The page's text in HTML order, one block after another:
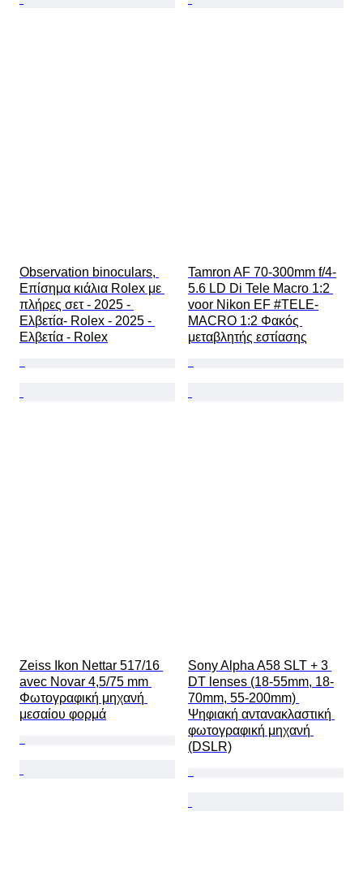
Observation binoculars,
Επίσημα κιάλια Rolex με
πλήρες σετ - 2025 -
Ελβετία- Rolex - 2025 -
Ελβετία - Rolex
Tamron AF 70-300mm f/4-
5.6 LD Di Tele Macro 1:2
voor Nikon EF #TELE-
MACRO 1:2 Φακός
μεταβλητής εστίασης
Zeiss Ikon Nettar 517/16
avec Novar 4,5/75 mm
Φωτογραφική μηχανή
μεσαίου φορμά
Sony Alpha A58 SLT + 3
DT lenses (18-55mm, 18-
70mm, 55-200mm)
Ψηφιακή αντανακλαστική
φωτογραφική μηχανή
(DSLR)